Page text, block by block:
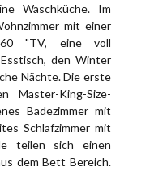
Waschküche. Im
mit einer
"TV, eine voll
den Winter
Nächte. Die erste
Master-King-Size-
Badezimmer mit
Schlafzimmer mit
teilen sich einen
dem Bett Bereich.